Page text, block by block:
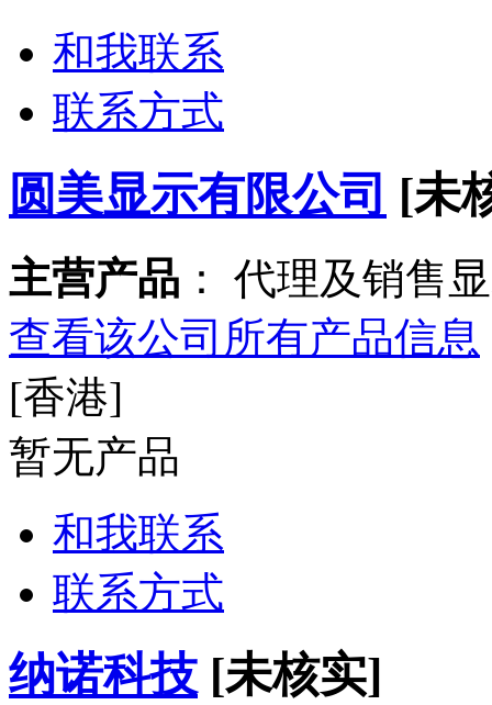
和我联系
联系方式
圆美显示有限公司 [未
主营产品 ： 代理及销售
查看该公司所有产品信息
[香港]
暂无产品
和我联系
联系方式
纳诺科技 [未核实]